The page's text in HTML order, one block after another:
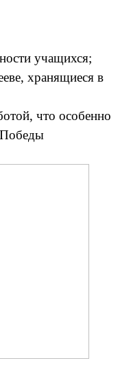
учащихся;
хранящиеся в
что особенно
Победы